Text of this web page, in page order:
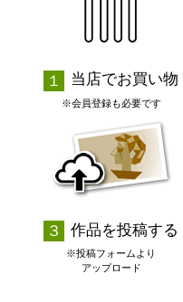
当店でお買い物
※会員登録も必要です
作品を投稿する
※投稿フォームより
アップロード